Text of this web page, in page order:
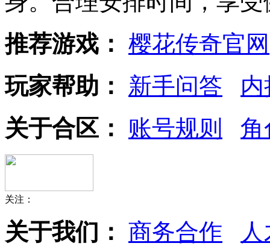
推荐游戏： 樱花传奇官网
玩家帮助：
新手问答
关于合区：
账号规则 角
关注：
关于我们： 商务合作